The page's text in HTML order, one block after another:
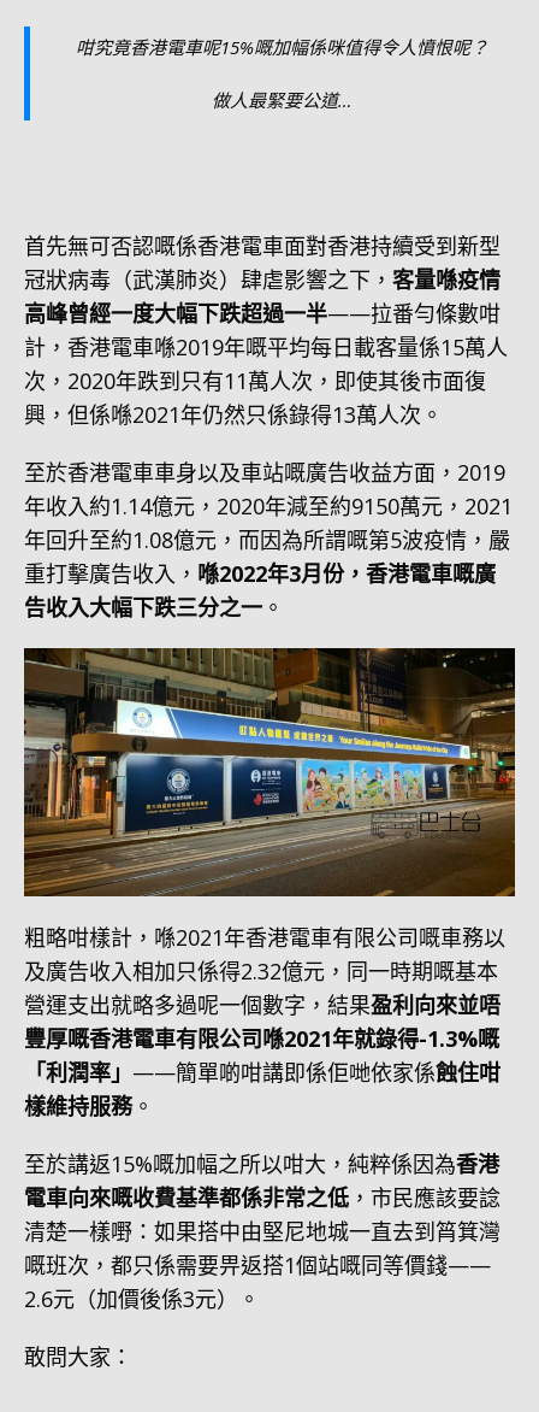
咁究竟香港電車呢15%嘅加幅係咪值得令人憤恨呢？
做人最緊要公道…
首先無可否認嘅係香港電車面對香港持續受到新型
冠狀病毒（武漢肺炎）肆虐影響之下， 客量喺疫情
高峰曾經一度大幅下跌超過一半——拉番勻條數咁
計，香港電車喺2019年嘅平均每日載客量係15萬人
次，2020年跌到只有11萬人次，即使其後市面復
興，但係喺2021年仍然只係錄得13萬人次。
至於香港電車車身以及車站嘅廣告收益方面，2019
年收入約1.14億元，2020年減至約9150萬元，2021
年回升至約1.08億元，而因為所謂嘅第5波疫情，嚴
重打擊廣告收入， 喺2022年3月份，香港電車嘅廣
告收入大幅下跌三分之一 。
粗略咁樣計，喺2021年香港電車有限公司嘅車務以
及廣告收入相加只係得2.32億元，同一時期嘅基本
營運支出就略多過呢一個數字，結果盈利向來並唔
豐厚嘅香港電車有限公司喺2021年就錄得-1.3%嘅
「利潤率」 ——簡單啲咁講即係佢哋依家係蝕住咁
樣維持服務。
至於講返15%嘅加幅之所以咁大，純粹係因為香港
電車向來嘅收費基準都係非常之低 ，市民應該要諗
清楚一樣嘢：如果搭中由堅尼地城一直去到筲箕灣
嘅班次，都只係需要畀返搭1個站嘅同等價錢——
2.6元（加價後係3元）。
敢問大家：